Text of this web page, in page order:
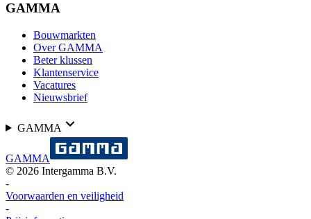
GAMMA
Bouwmarkten
Over GAMMA
Beter klussen
Klantenservice
Vacatures
Nieuwsbrief
GAMMA
GAMMA
© 2026 Intergamma B.V.
-
Voorwaarden en veiligheid
-